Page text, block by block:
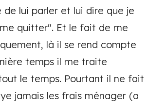
de lui parler et lui dire que je
quitter". Et le fait de me
là il se rend compte
temps il me traite
le temps. Pourtant il ne fait
jamais les frais ménager (a